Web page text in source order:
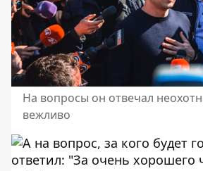
На вопросы он отвечал
вежливо